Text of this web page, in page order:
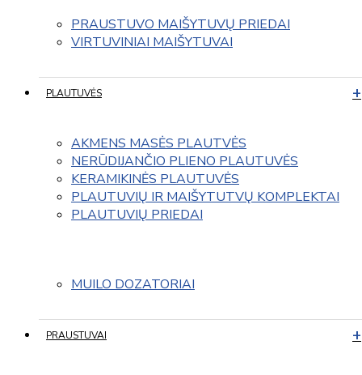
PRAUSTUVO MAIŠYTUVŲ PRIEDAI
VIRTUVINIAI MAIŠYTUVAI
PLAUTUVĖS
AKMENS MASĖS PLAUTVĖS
NERŪDIJANČIO PLIENO PLAUTUVĖS
KERAMIKINĖS PLAUTUVĖS
PLAUTUVIŲ IR MAIŠYTUTVŲ KOMPLEKTAI
PLAUTUVIŲ PRIEDAI
MUILO DOZATORIAI
PRAUSTUVAI